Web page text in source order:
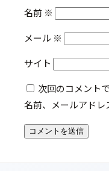
名前 ※
メール ※
サイト
次回のコメント
名前、メールアドレ